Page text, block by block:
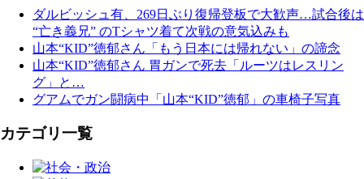
ダルビッシュ有、269日ぶり復帰登板で大歓声…試合後は
“亡き義兄” のTシャツ着て次戦の意気込みも
山本“KID”徳郁さん「もう日本には帰れない」の諦念
山本“KID”徳郁さん 胃ガンで死去「ルーツはレスリン
グ」と…
グアムでガン闘病中「山本“KID”徳郁」の車椅子写真
カテゴリ一覧